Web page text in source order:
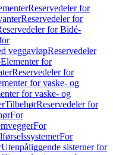
Reservedeler for
Reservedeler for
for Bidé-
veggavløpReservedeler
Elementer for
Reservedeler for
for vaske- og
for vaske- og
TilbehørReservedeler for
For
For
For
Utenpåliggende sisterner for